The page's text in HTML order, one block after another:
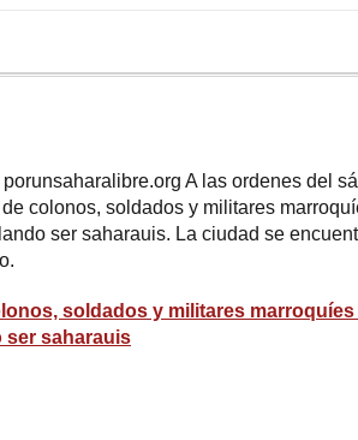
A las ordenes del
colonos, soldados y militares
ser saharauis. La ciudad se
soldados y militares
ser saharauis